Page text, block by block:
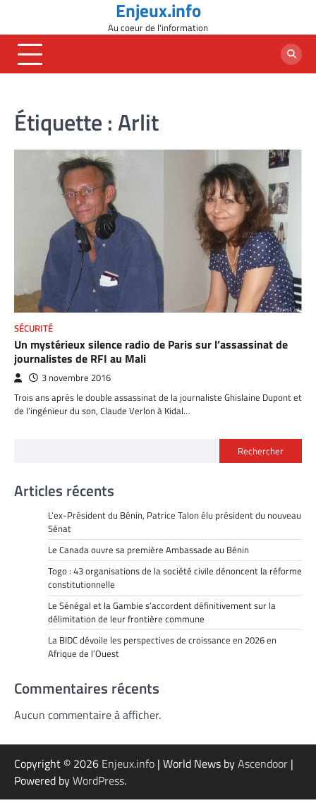
content
Enjeux.info
Au coeur de l'information
Étiquette :Arlit
SÉCURITÉ
Un mystérieux silence radio de Paris sur l’assassinat de
journalistes de RFI au Mali
3 novembre 2016
Trois ans après le double assassinat de la journaliste Ghislaine Dupont et
de l’ingénieur du son, Claude Verlon à Kidal…
Rechercher
Articles récents
L’ex-Président du Bénin, Patrice Talon élu président du nouveau
Sénat
Le Canada ouvre sa première Ambassade au Bénin
Togo : 43 organisations de la société civile dénoncent la réforme
constitutionnelle
Le Sénégal et la Gambie s’accordent définitivement sur la
délimitation de leur frontière commune
La BIDC dévoile les perspectives de croissance en 2026 en
Afrique de l’Ouest
Commentaires récents
Aucun commentaire à afficher.
Copyright © 2026 Enjeux.info | World News byAscendoor |
Powered byWordPress.